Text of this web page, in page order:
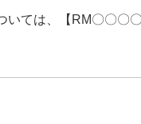
いては、【RM〇〇〇